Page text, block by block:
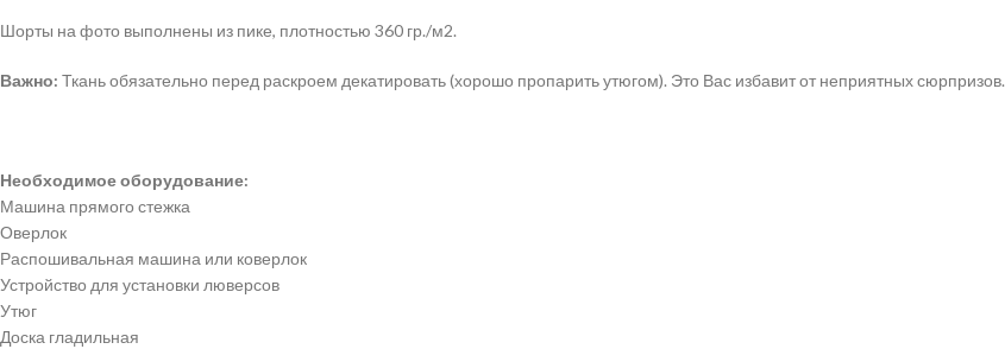
Шорты на фото выполнены из пике, плотностью 360 гр./м2.
Важно: Ткань обязательно перед раскроем декатировать (хорошо пропарить утюгом). Это Вас избавит от неприятных сюрпризов.
Необходимое оборудование:
Машина прямого стежка
Оверлок
Распошивальная машина или коверлок
Устройство для установки люверсов
Утюг
Доска гладильная